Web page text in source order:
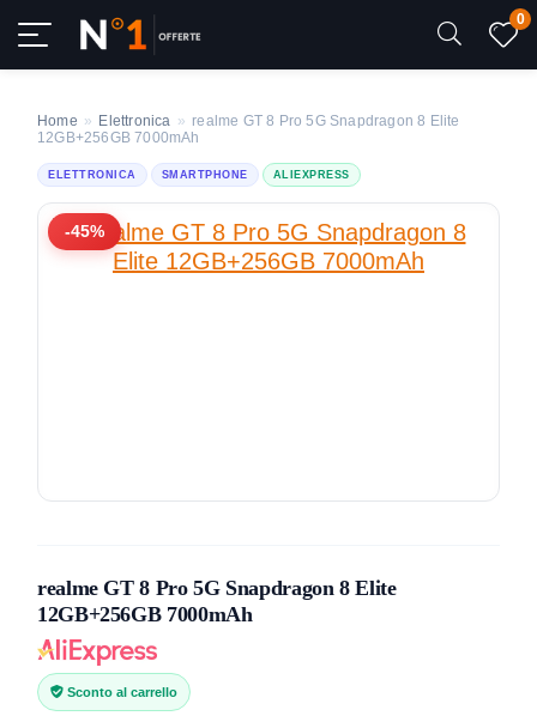
0
Home » Elettronica » realme GT 8 Pro 5G Snapdragon 8 Elite
12GB+256GB 7000mAh
ELETTRONICA SMARTPHONE ALIEXPRESS
-45%
realme GT 8 Pro 5G Snapdragon 8 Elite
12GB+256GB 7000mAh
Sconto al carrello